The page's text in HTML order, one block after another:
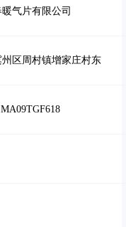
气片有限公司
区周村镇增家庄村东